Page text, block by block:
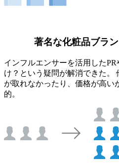
著名な化粧品ブラ
インフルエンサーを活用した
け？という疑問が解消できた。
が取れなかったり、価格が高い
的。